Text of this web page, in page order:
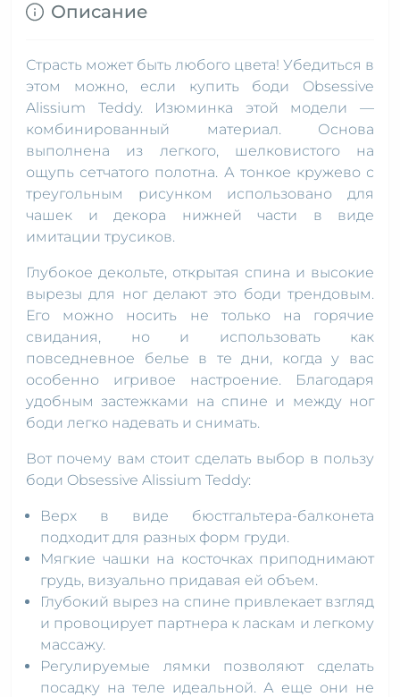
Описание
Страсть может быть любого цвета! Убедиться в
этом можно, если купить боди Obsessive
Alissium Teddy. Изюминка этой модели —
комбинированный материал. Основа
выполнена из легкого, шелковистого на
ощупь сетчатого полотна. А тонкое кружево с
треугольным рисунком использовано для
чашек и декора нижней части в виде
имитации трусиков.
Глубокое декольте, открытая спина и высокие
вырезы для ног делают это боди трендовым.
Его можно носить не только на горячие
свидания, но и использовать как
повседневное белье в те дни, когда у вас
особенно игривое настроение. Благодаря
удобным застежками на спине и между ног
боди легко надевать и снимать.
Вот почему вам стоит сделать выбор в пользу
боди Obsessive Alissium Teddy:
Верх в виде бюстгальтера-балконета
подходит для разных форм груди.
Мягкие чашки на косточках приподнимают
грудь, визуально придавая ей объем.
Глубокий вырез на спине привлекает взгляд
и провоцирует партнера к ласкам и легкому
массажу.
Регулируемые лямки позволяют сделать
посадку на теле идеальной. А еще они не